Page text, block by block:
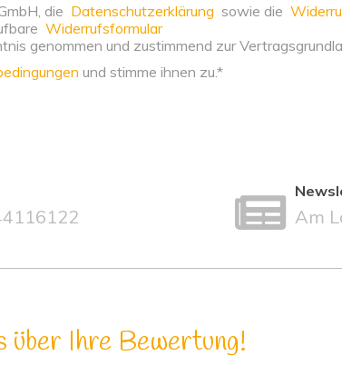
die Datenschutzerklärung sowie die
Widerrufsformular
genommen und zustimmend zur
und stimme ihnen zu.*
Am
über Ihre Bewertung!